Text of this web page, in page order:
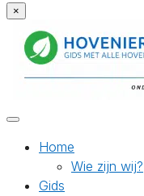
×
Home
Wie zijn wij?
Gids